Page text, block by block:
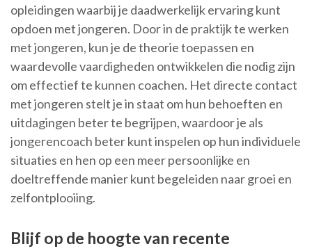
opleidingen waarbij je daadwerkelijk ervaring kunt
opdoen met jongeren. Door in de praktijk te werken
met jongeren, kun je de theorie toepassen en
waardevolle vaardigheden ontwikkelen die nodig zijn
om effectief te kunnen coachen. Het directe contact
met jongeren stelt je in staat om hun behoeften en
uitdagingen beter te begrijpen, waardoor je als
jongerencoach beter kunt inspelen op hun individuele
situaties en hen op een meer persoonlijke en
doeltreffende manier kunt begeleiden naar groei en
zelfontplooiing.
Blijf op de hoogte van recente